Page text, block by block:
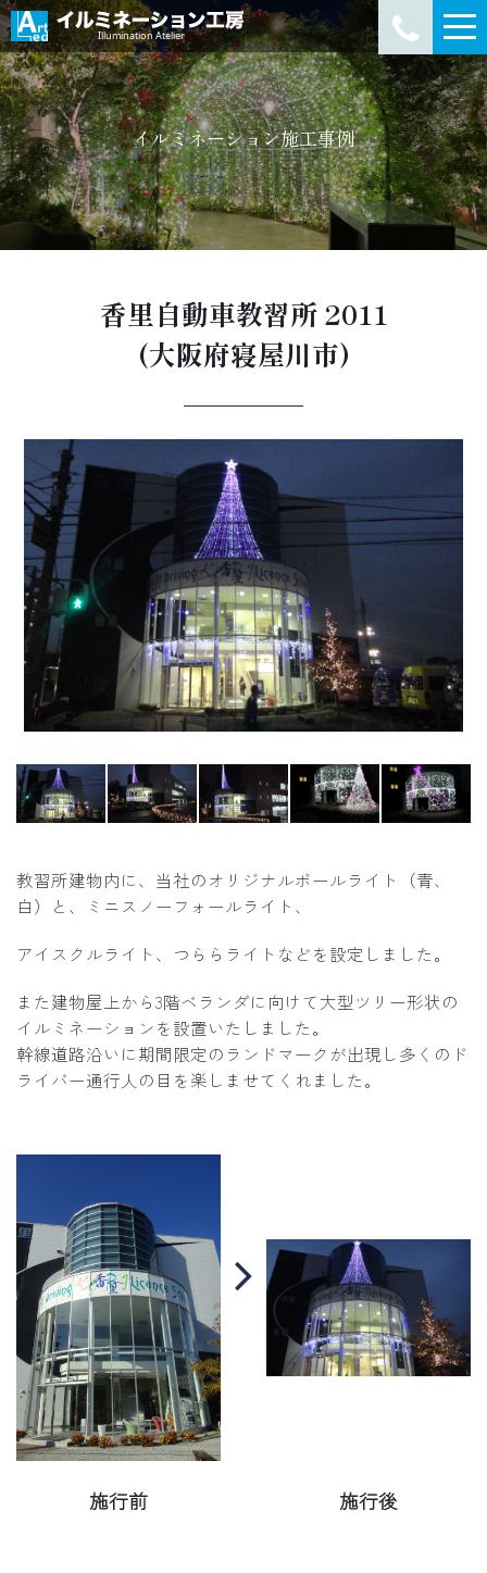
イルミネーション施工事例
香里自動車教習所 2011
(大阪府寝屋川市)
教習所建物内に、当社のオリジナルボールライト（青、
白）と、ミニスノーフォールライト、
アイスクルライト、つららライトなどを設定しました。
また建物屋上から3階ベランダに向けて大型ツリー形状の
イルミネーションを設置いたしました。
幹線道路沿いに期間限定のランドマークが出現し多くのド
ライバー通行人の目を楽しませてくれました。
施行前 施行後